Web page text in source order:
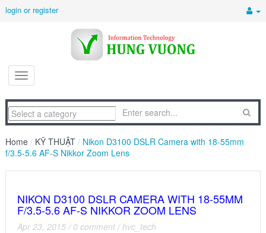
login or register
Home / KỸ THUẬT / Nikon D3100 DSLR Camera with 18-55mm
f/3.5-5.6 AF-S Nikkor Zoom Lens
NIKON D3100 DSLR CAMERA WITH 18-55MM
F/3.5-5.6 AF-S NIKKOR ZOOM LENS
Apr 23, 2015 / 0 comment /hvc_tech